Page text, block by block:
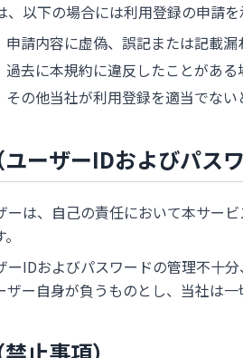
、以下の場合には利用登録の申請を
申請内容に虚偽、誤記または記載
過去に本規約に違反したことがある
その他当社が利用登録を適当でな
ーザーIDおよびパスワ
ーは、自己の責任において本サー
ーIDおよびパスワードの管理不十
ザー自身が負うものとし、当社は一